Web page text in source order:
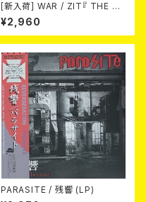
[新入荷] WAR / ZIT『 THE HE
CK( 12") 』
¥2,960
PARASITE / 残響 (LP)